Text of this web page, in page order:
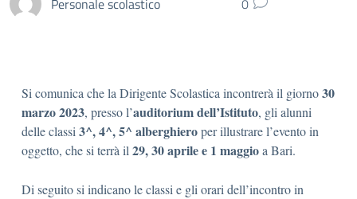
0
Si comunica che la Dirigente Scolastica incontrerà il giorno30
marzo 2023, presso l’auditorium dell’Istituto, gli alunni
delle classi 3^, 4^, 5^ alberghieroper illustrare l’evento in
oggetto, che si terrà il 29, 30 aprile e 1 maggioa Bari.
Di seguito si indicano le classi e gli orari dell’incontro in